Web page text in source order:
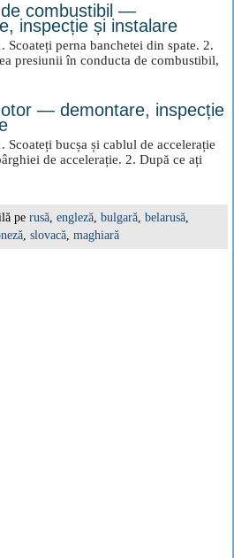
combustibil —
inspecție și instalare
Scoateți perna banchetei din spate. 2.
presiunii în conducta de combustibil,
— demontare, inspecție
Scoateți bucșa și cablul de accelerație
de accelerație. 2. După ce ați
pe rusă, engleză, bulgară, belarusă,
, slovacă, maghiară